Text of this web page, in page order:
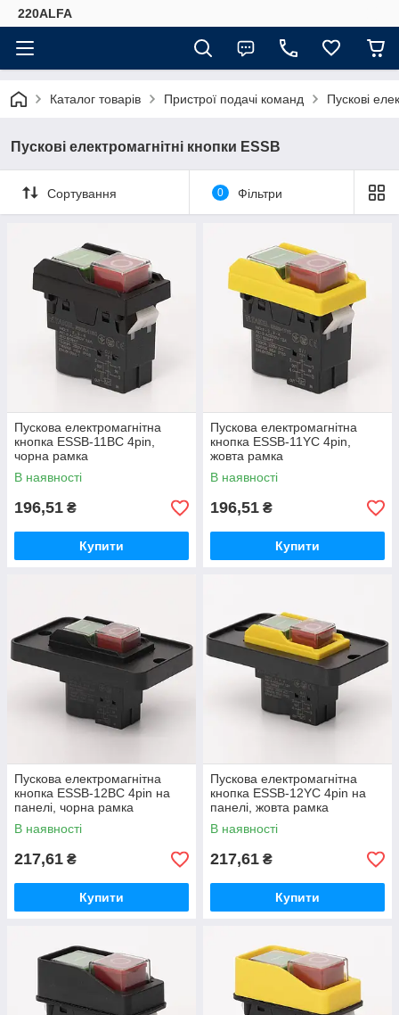
220ALFA
Каталог товарів Пристрої подачі команд Пускові
Пускові електромагнітні кнопки ESSB
Сортування 0 Фільтри
Пускова електромагнітна
кнопка ESSB-11BC 4pin,
чорна рамка
В наявності
196,51 ₴
Купити
Пускова електромагнітна
кнопка ESSB-11YC 4pin,
жовта рамка
В наявності
196,51 ₴
Купити
Пускова електромагнітна
кнопка ESSB-12BС 4pin на
панелі, чорна рамка
В наявності
217,61 ₴
Купити
Пускова електромагнітна
кнопка ESSB-12YC 4pin на
панелі, жовта рамка
В наявності
217,61 ₴
Купити